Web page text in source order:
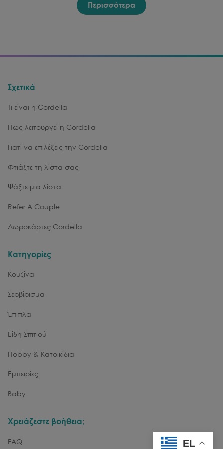
Περισσότερα
Σχετικά
Τι είναι η Cordella
Πως λειτουργεί η Cordella
Γιατί να επιλέξεις την Cordella
Φτιάξτε τη λίστα σας
Ψάξτε μία λίστα
Refer A Couple
Δωροκάρτες Cordella
Κατηγορίες
Κουζίνα
Σερβίρισμα
Έπιπλα
Είδη Σπιτιού
Hobby & Κατοικίδια
Εμπειρίες
Baby
Χρειάζεστε βοήθεια;
FAQ EL